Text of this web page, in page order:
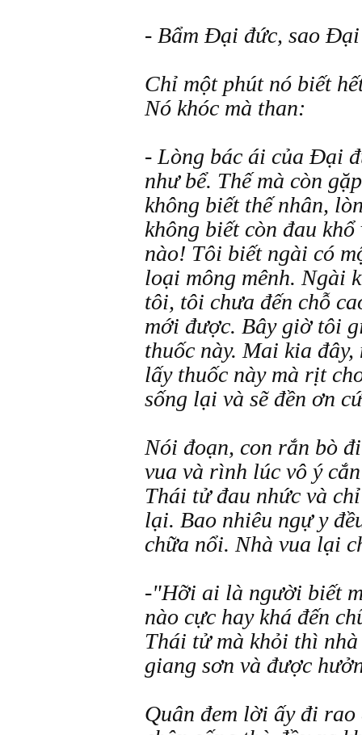
- Bẩm Đại đức, sao
Chỉ một phút nó biết
Nó khóc mà than:
- Lòng bác ái của Đại
như bể. Thế mà còn
không biết thế nhân,
không biết còn đau
nào! Tôi biết ngài có
loại mông mênh. Ngài
tôi, tôi chưa đến chỗ
mới được. Bây giờ tôi
thuốc này. Mai kia
lấy thuốc này mà rịt
sống lại và sẽ đền ơn
Nói đoạn, con rắn bò
vua và rình lúc vô ý
Thái tử đau nhức và
lại. Bao nhiêu ngự y
chữa nổi. Nhà vua lại
-"Hỡi ai là người biết
nào cực hay khá đến
Thái tử mà khỏi thì
giang sơn và được
Quân đem lời ấy đi